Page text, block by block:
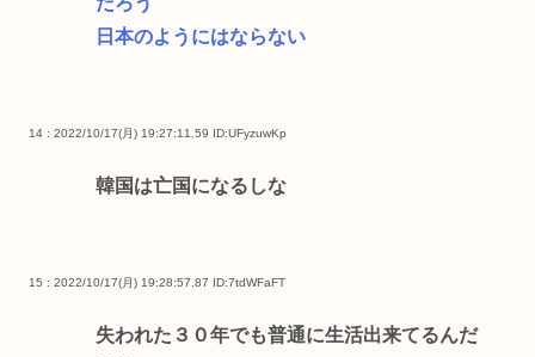
日本のようにはならない
14 : 2022/10/17(月) 19:27:11.59 ID:UFyzuwKp
韓国は亡国になるしな
15 : 2022/10/17(月) 19:28:57.87 ID:7tdWFaFT
失われた３０年でも普通に生活出来てるんだ